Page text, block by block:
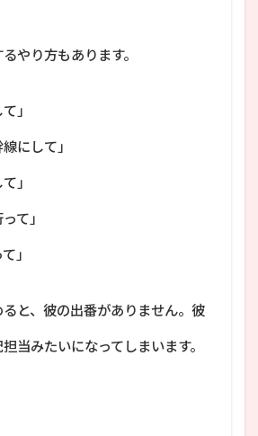
やり方もあります。
」
にして」
」
て」
」
と、彼の出番がありません。彼
当みたいになってしまいます。